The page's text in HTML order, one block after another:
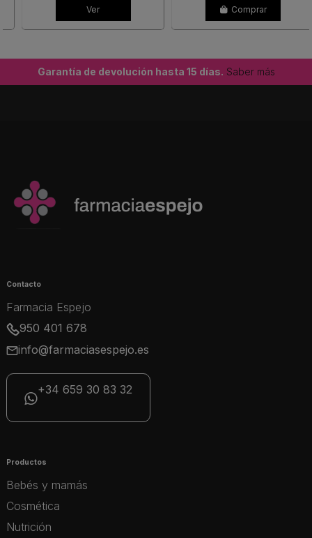
Ver Comprar
Garantía de devolución hasta 15 días. Saber más
Contacto
Farmacia Espejo
950 401 678
info@farmaciasespejo.es
+34 659 30 83 32
Productos
Bebés y mamás
Cosmética
Nutrición